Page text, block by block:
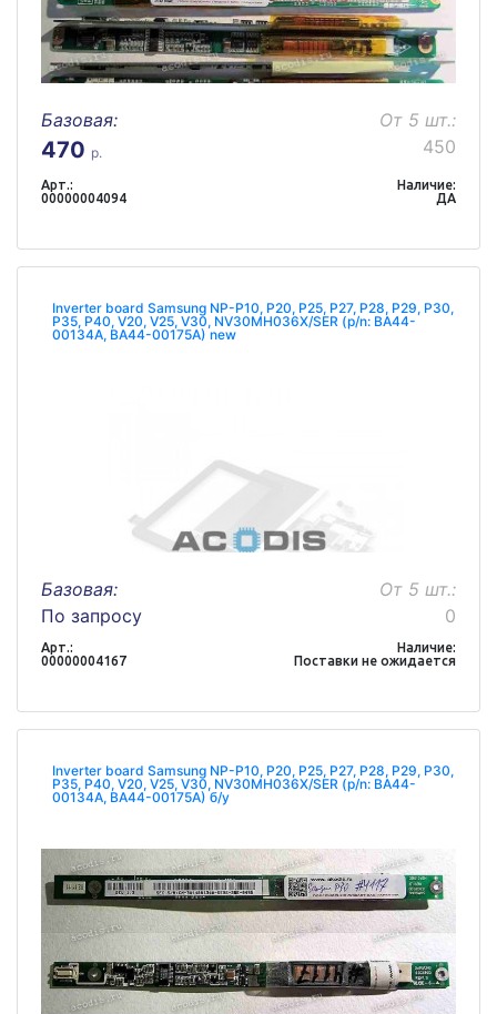
Базовая:
470 р.
От 5 шт.:
450
Арт.:
00000004094
Наличие:
ДА
Inverter board Samsung NP-P10, P20, P25, P27, P28, P29, P30,
P35, P40, V20, V25, V30, NV30MH036X/SER (p/n: BA44-
00134A, BA44-00175A) new
Базовая:
По запросу
От 5 шт.:
0
Арт.:
00000004167
Наличие:
Поставки не ожидается
Inverter board Samsung NP-P10, P20, P25, P27, P28, P29, P30,
P35, P40, V20, V25, V30, NV30MH036X/SER (p/n: BA44-
00134A, BA44-00175A) б/у